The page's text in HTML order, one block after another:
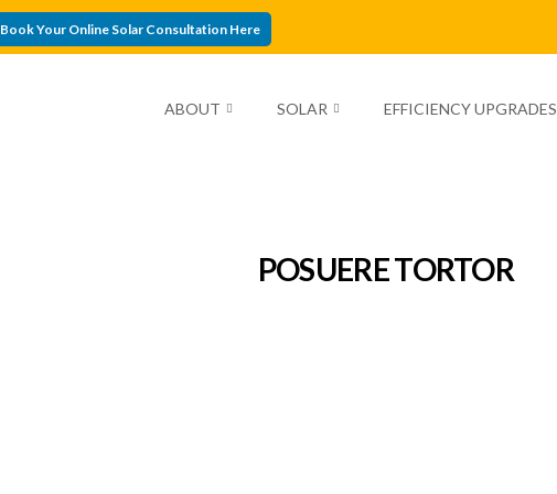
Book Your Online Solar Consultation Here
ABOUT SOLAR EFFICIENCY UPGRADES
POSUERE TORTOR